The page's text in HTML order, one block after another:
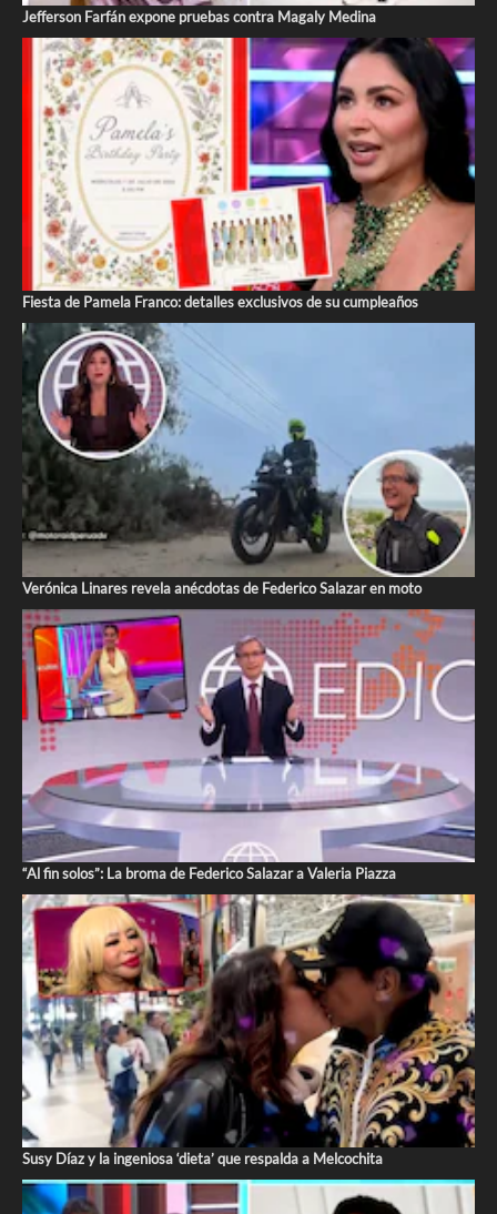
Jefferson Farfán expone pruebas contra Magaly Medina
Fiesta de Pamela Franco: detalles exclusivos de su cumpleaños
Verónica Linares revela anécdotas de Federico Salazar en moto
“Al fin solos”: La broma de Federico Salazar a Valeria Piazza
Susy Díaz y la ingeniosa ‘dieta’ que respalda a Melcochita